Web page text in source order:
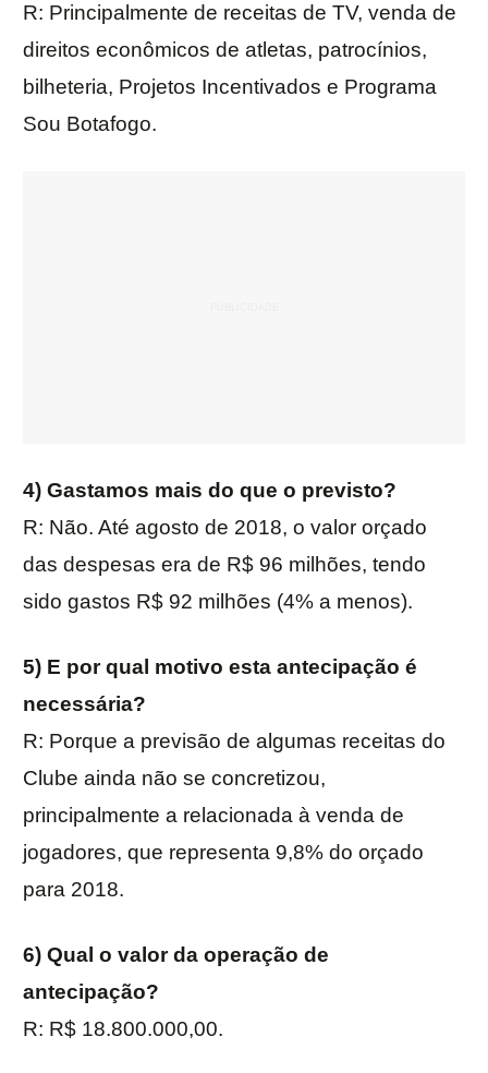
R: Principalmente de receitas de TV, venda de
direitos econômicos de atletas, patrocínios,
bilheteria, Projetos Incentivados e Programa
Sou Botafogo.
4) Gastamos mais do que o previsto?
R: Não. Até agosto de 2018, o valor orçado
das despesas era de R$ 96 milhões, tendo
sido gastos R$ 92 milhões (4% a menos).
5) E por qual motivo esta antecipação é
necessária?
R: Porque a previsão de algumas receitas do
Clube ainda não se concretizou,
principalmente a relacionada à venda de
jogadores, que representa 9,8% do orçado
para 2018.
6) Qual o valor da operação de
antecipação?
R: R$ 18.800.000,00.